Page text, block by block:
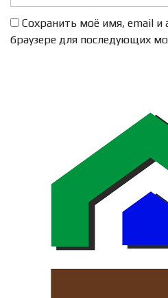
Сохранить моё имя, email и
браузере для последующих